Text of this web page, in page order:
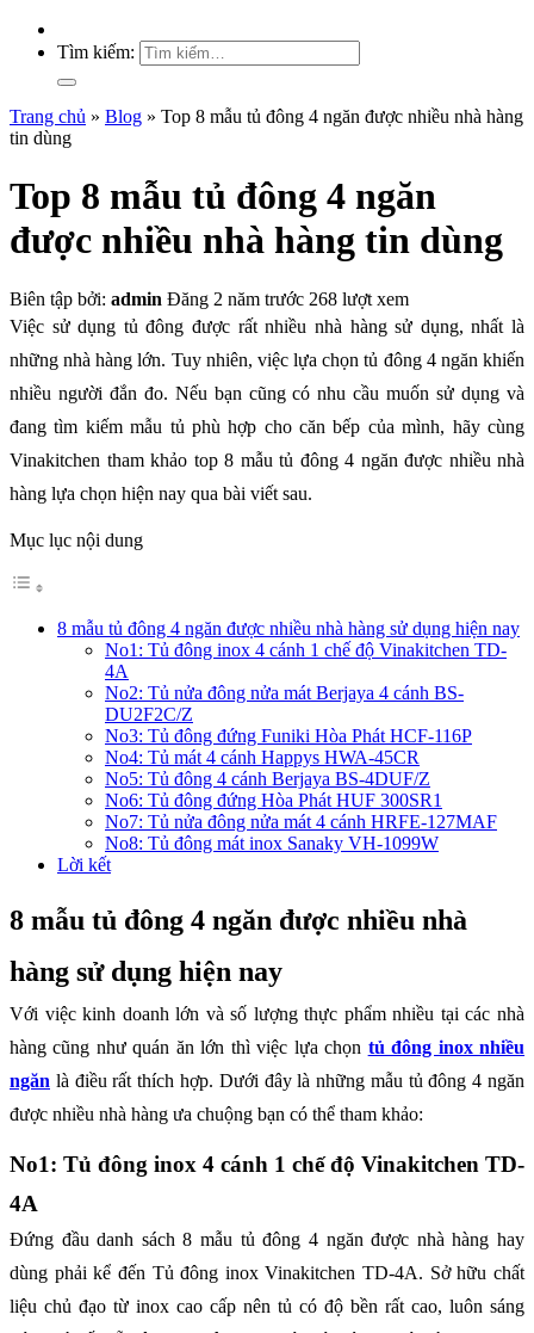
Tìm kiếm:
Trang chủ » Blog » Top 8 mẫu tủ đông 4 ngăn được nhiều nhà hàng
tin dùng
Top 8 mẫu tủ đông 4 ngăn
được nhiều nhà hàng tin dùng
Biên tập bởi: admin Đăng 2 năm trước 268 lượt xem
Việc sử dụng tủ đông được rất nhiều nhà hàng sử dụng, nhất là
những nhà hàng lớn. Tuy nhiên, việc lựa chọn tủ đông 4 ngăn khiến
nhiều người đắn đo. Nếu bạn cũng có nhu cầu muốn sử dụng và
đang tìm kiếm mẫu tủ phù hợp cho căn bếp của mình, hãy cùng
Vinakitchen tham khảo top 8 mẫu tủ đông 4 ngăn được nhiều nhà
hàng lựa chọn hiện nay qua bài viết sau.
Mục lục nội dung
8 mẫu tủ đông 4 ngăn được nhiều nhà hàng sử dụng hiện nay
No1: Tủ đông inox 4 cánh 1 chế độ Vinakitchen TD-
4A
No2: Tủ nửa đông nửa mát Berjaya 4 cánh BS-
DU2F2C/Z
No3: Tủ đông đứng Funiki Hòa Phát HCF-116P
No4: Tủ mát 4 cánh Happys HWA-45CR
No5: Tủ đông 4 cánh Berjaya BS-4DUF/Z
No6: Tủ đông đứng Hòa Phát HUF 300SR1
No7: Tủ nửa đông nửa mát 4 cánh HRFE-127MAF
No8: Tủ đông mát inox Sanaky VH-1099W
Lời kết
8 mẫu tủ đông 4 ngăn được nhiều nhà
hàng sử dụng hiện nay
Với việc kinh doanh lớn và số lượng thực phẩm nhiều tại các nhà
hàng cũng như quán ăn lớn thì việc lựa chọn tủ đông inox nhiều
ngăn là điều rất thích hợp. Dưới đây là những mẫu tủ đông 4 ngăn
được nhiều nhà hàng ưa chuộng bạn có thể tham khảo:
No1: Tủ đông inox 4 cánh 1 chế độ Vinakitchen TD-
4A
Đứng đầu danh sách 8 mẫu tủ đông 4 ngăn được nhà hàng hay
dùng phải kể đến Tủ đông inox Vinakitchen TD-4A. Sở hữu chất
liệu chủ đạo từ inox cao cấp nên tủ có độ bền rất cao, luôn sáng